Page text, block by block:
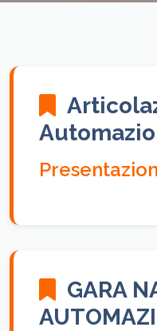
GARA